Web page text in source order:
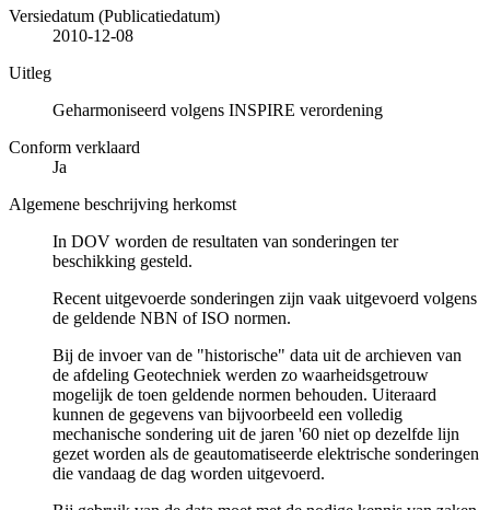
Versiedatum (Publicatiedatum)
2010-12-08
Uitleg
Geharmoniseerd volgens INSPIRE verordening
Conform verklaard
Ja
Algemene beschrijving herkomst
In DOV worden de resultaten van sonderingen ter
beschikking gesteld.
Recent uitgevoerde sonderingen zijn vaak uitgevoerd volgens
de geldende NBN of ISO normen.
Bij de invoer van de "historische" data uit de archieven van
de afdeling Geotechniek werden zo waarheidsgetrouw
mogelijk de toen geldende normen behouden. Uiteraard
kunnen de gegevens van bijvoorbeeld een volledig
mechanische sondering uit de jaren '60 niet op dezelfde lijn
gezet worden als de geautomatiseerde elektrische sonderingen
die vandaag de dag worden uitgevoerd.